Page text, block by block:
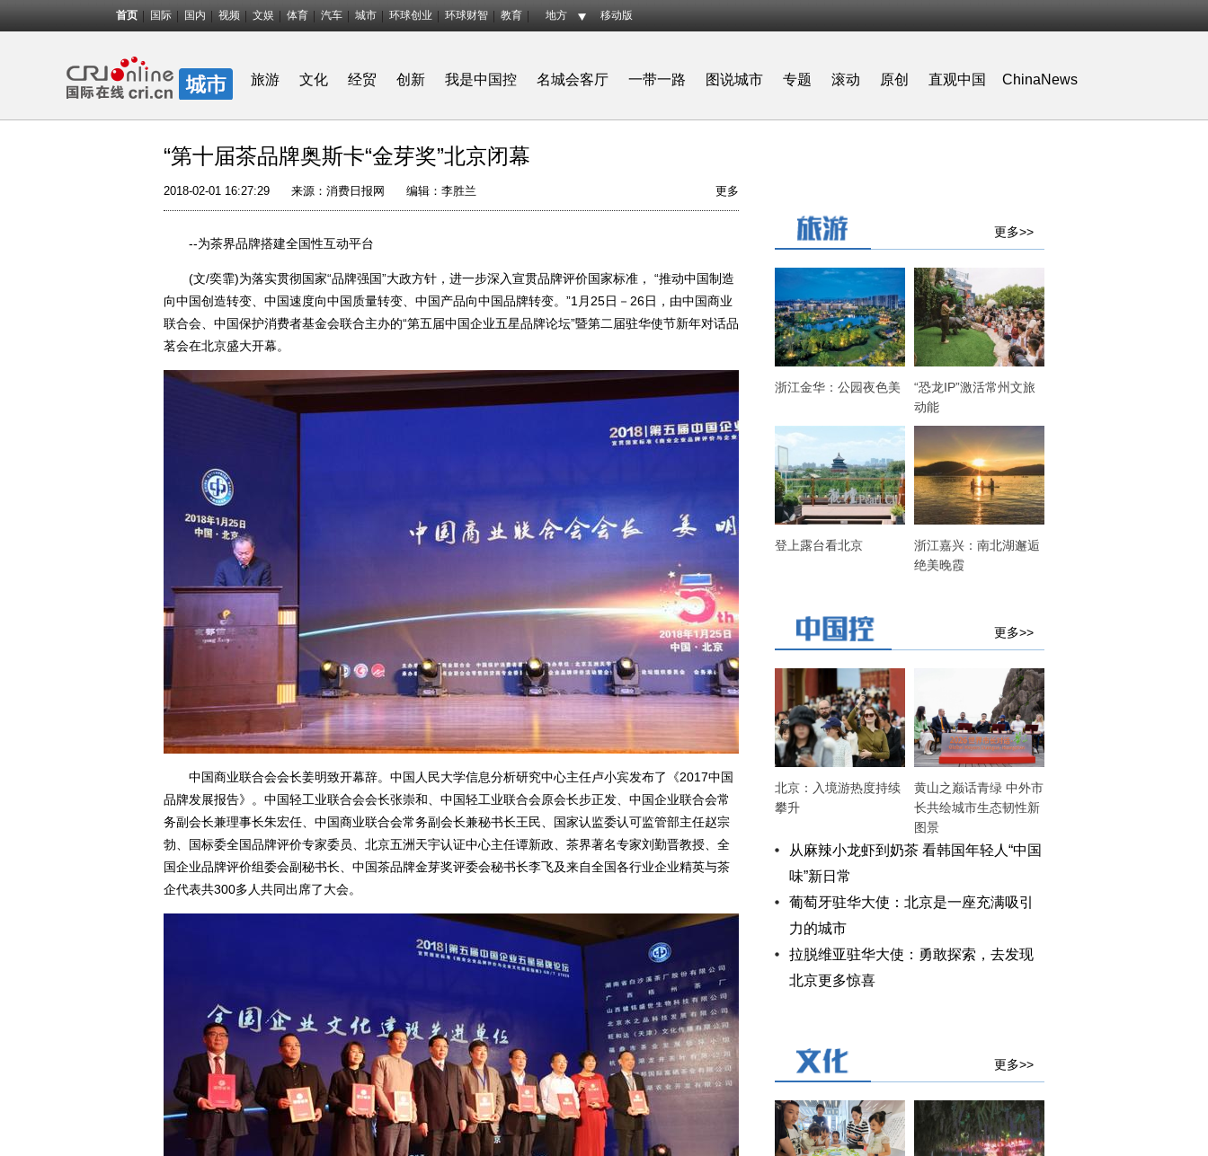
首页 国际 国内 视频 文娱 体育 汽车 城市 环球创业 环球财智 教育 地方 移动版
旅游 文化 经贸 创新 我是中国控 名城会客厅 一带一路 图说城市 专题 滚动 原创 直观中国 ChinaNews
“第十届茶品牌奥斯卡“金芽奖”北京闭幕
2018-02-01 16:27:29 来源： 消费日报网 编辑：李胜兰 更多
--为茶界品牌搭建全国性互动平台
(文/奕霏)为落实贯彻国家“品牌强国”大政方针，进一步深入宣贯品牌评价国家标准， “推动中国制造
向中国创造转变、中国速度向中国质量转变、中国产品向中国品牌转变。”1月25日－26日，由中国商业
联合会、中国保护消费者基金会联合主办的“第五届中国企业五星品牌论坛”暨第二届驻华使节新年对话品
茗会在北京盛大开幕。
中国商业联合会会长姜明致开幕辞。中国人民大学信息分析研究中心主任卢小宾发布了《2017中国
品牌发展报告》。中国轻工业联合会会长张崇和、中国轻工业联合会原会长步正发、中国企业联合会常
务副会长兼理事长朱宏任、中国商业联合会常务副会长兼秘书长王民、国家认监委认可监管部主任赵宗
勃、国标委全国品牌评价专家委员、北京五洲天宇认证中心主任谭新政、茶界著名专家刘勤晋教授、全
国企业品牌评价组委会副秘书长、中国茶品牌金芽奖评委会秘书长李飞及来自全国各行业企业精英与茶
企代表共300多人共同出席了大会。
更多>>
浙江金华：公园夜色美
“恐龙IP”激活常州文旅
动能
登上露台看北京
浙江嘉兴：南北湖邂逅
绝美晚霞
更多>>
北京：入境游热度持续
攀升
黄山之巅话青绿 中外市
长共绘城市生态韧性新
图景
从麻辣小龙虾到奶茶 看韩国年轻人“中国
味”新日常
葡萄牙驻华大使：北京是一座充满吸引
力的城市
拉脱维亚驻华大使：勇敢探索，去发现
北京更多惊喜
更多>>